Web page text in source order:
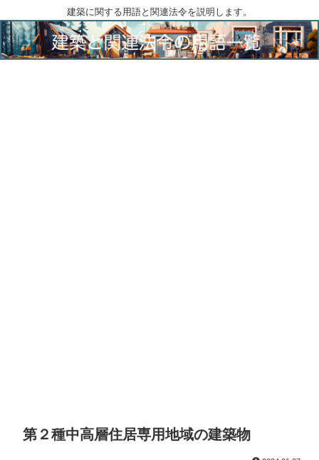
建築に関する用語と関連法令を説明します。
第２種中高層住居専用地域の建築物